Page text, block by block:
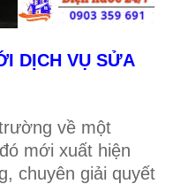
DỊCH VỤ SỬA
về một
mới xuất hiện
chuyên giải quyết